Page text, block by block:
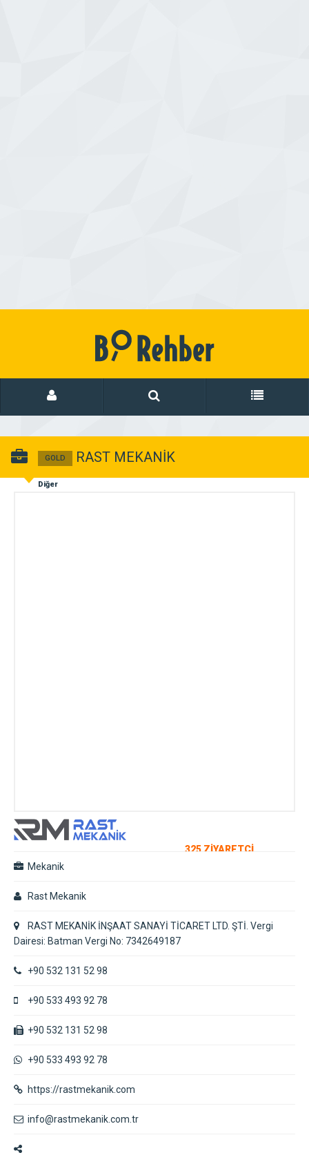
GOLD RAST MEKANİK
Diğer
325 ZİYARETÇİ
Mekanik
Rast Mekanik
RAST MEKANİK İNŞAAT SANAYİ TİCARET LTD. ŞTİ. Vergi
Dairesi: Batman Vergi No: 7342649187
+90 532 131 52 98
+90 533 493 92 78
+90 532 131 52 98
+90 533 493 92 78
https://rastmekanik.com
info@rastmekanik.com.tr